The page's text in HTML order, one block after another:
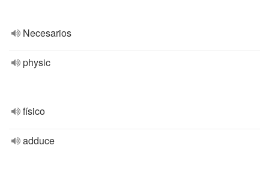
Necesarios
physic
físico
adduce